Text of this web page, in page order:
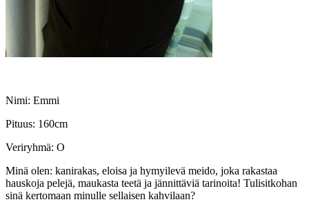
Nimi: Emmi
Pituus: 160cm
Veriryhmä: O
Minä olen: kanirakas, eloisa ja hymyilevä meido, joka rakastaa
hauskoja pelejä, maukasta teetä ja jännittäviä tarinoita! Tulisitkohan
sinä kertomaan minulle sellaisen kahvilaan?